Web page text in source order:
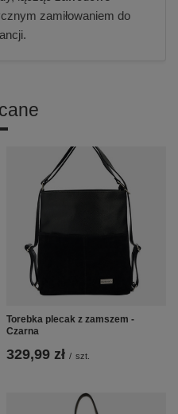
zamiłowaniem do
Torebka plecak z zamszem -
Czarna
329,99 zł / szt.